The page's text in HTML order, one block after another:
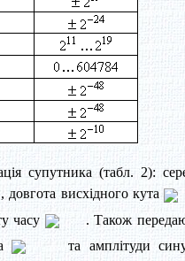
супутника (табл. 2):
, довгота висхідного кута
часу
. Також
та амплітуди